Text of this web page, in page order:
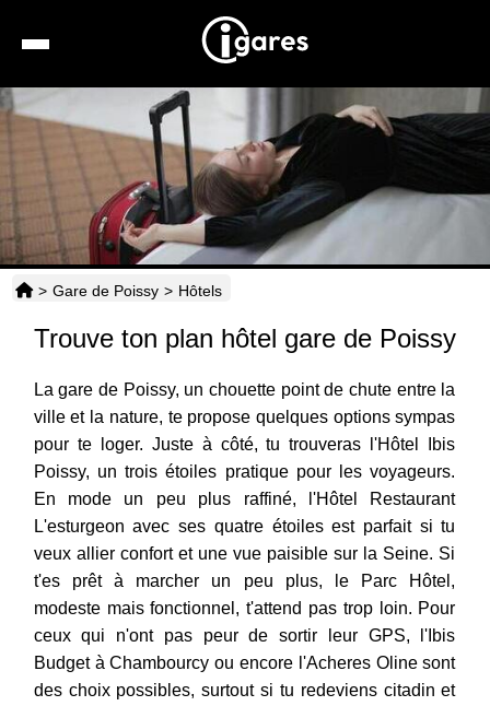
Location de voiture
Hôtels
Taxis
Horaires
> Gare de Poissy > Hôtels
Trouve ton plan hôtel gare de Poissy
La gare de Poissy, un chouette point de chute entre la
ville et la nature, te propose quelques options sympas
pour te loger. Juste à côté, tu trouveras l'Hôtel Ibis
Poissy, un trois étoiles pratique pour les voyageurs.
En mode un peu plus raffiné, l'Hôtel Restaurant
L'esturgeon avec ses quatre étoiles est parfait si tu
veux allier confort et une vue paisible sur la Seine. Si
t'es prêt à marcher un peu plus, le Parc Hôtel,
modeste mais fonctionnel, t'attend pas trop loin. Pour
ceux qui n'ont pas peur de sortir leur GPS, l'Ibis
Budget à Chambourcy ou encore l'Acheres Oline sont
des choix possibles, surtout si tu redeviens citadin et